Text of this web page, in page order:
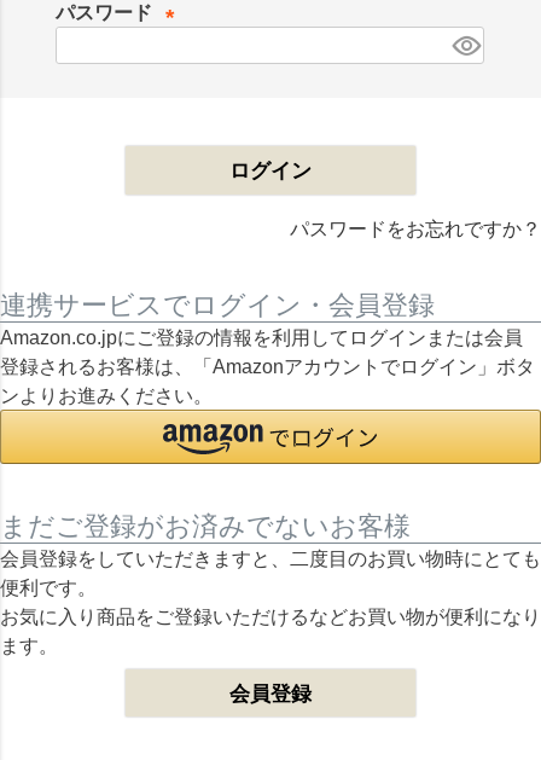
パスワード
ログイン
パスワードをお忘れですか？
連携サービスでログイン・会員登録
Amazon.co.jpにご登録の情報を利用してログインまたは会員
登録されるお客様は、「Amazonアカウントでログイン」ボタ
ンよりお進みください。
まだご登録がお済みでないお客様
会員登録をしていただきますと、二度目のお買い物時にとても
便利です。
お気に入り商品をご登録いただけるなどお買い物が便利になり
ます。
会員登録